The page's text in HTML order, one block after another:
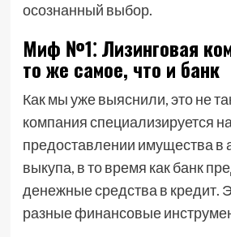
осознанный выбор.
Миф №1⁚ Лизинговая
то же самое, что и банк
Как мы уже выяснили, это не
компания специализируется на
предоставлении имущества в
выкупа, в то время как банк
денежные средства в кредит.
разные финансовые